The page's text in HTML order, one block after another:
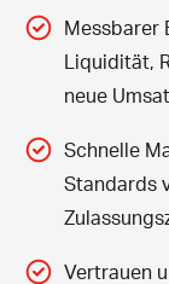
Messbarer
Liquidität,
neue
Schnelle
Standards
Vertrauen